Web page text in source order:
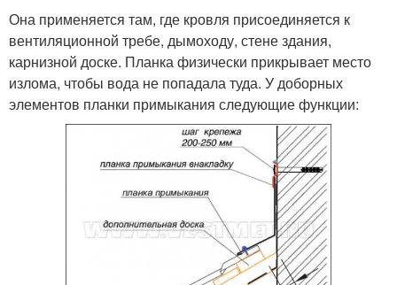
Она применяется там, где кровля присоединяется к
вентиляционной требе, дымоходу, стене здания,
карнизной доске. Планка физически прикрывает место
излома, чтобы вода не попадала туда. У доборных
элементов планки примыкания следующие функции: